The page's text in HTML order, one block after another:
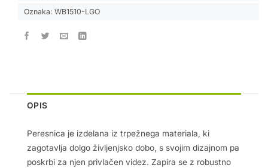
Oznaka: WB1510-LGO
OPIS
Peresnica je izdelana iz trpežnega materiala, ki
zagotavlja dolgo življenjsko dobo, s svojim dizajnom pa
poskrbi za njen privlačen videz. Zapira se z robustno